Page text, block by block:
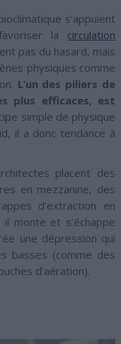
s’appuient
la circulation
pas du hasard, mais
physiques comme
L’un des piliers de
plus efficaces, est
simple de physique
il a donc tendance à
placent des
en mezzanine, des
d’extraction en
monte et s’échappe
une dépression qui
basses (comme des
d’aération).